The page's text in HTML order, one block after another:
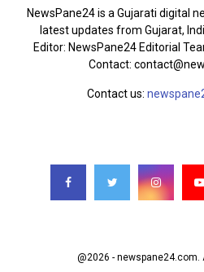
NewsPane24 is a Gujarati digital
latest updates from Gujarat,
Editor: NewsPane24 Editorial
Contact:
Contact us:
@2026 - newspane24.com.